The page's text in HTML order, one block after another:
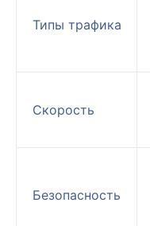
Типы трафика
Скорость
Безопасность